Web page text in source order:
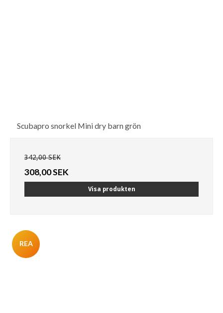
Scubapro snorkel Mini dry barn grön
342,00 SEK
308,00 SEK
Visa produkten
REA